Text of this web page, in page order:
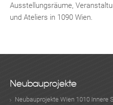
Ausstellungsräume,
und Ateliers in 1090 Wien.
Neubauprojekte
Neubauprojekte Wien 1010 Innere